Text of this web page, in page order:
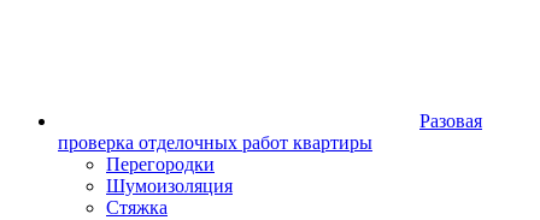
Разовая
проверка отделочных работ квартиры
Перегородки
Шумоизоляция
Стяжка